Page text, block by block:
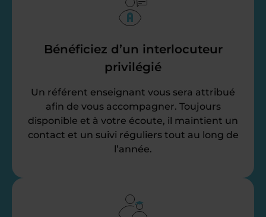
Bénéficiez d’un interlocuteur
privilégié
Un référent enseignant vous sera attribué
afin de vous accompagner. Toujours
disponible et à votre écoute, il maintient un
contact et un suivi réguliers tout au long de
l’année.